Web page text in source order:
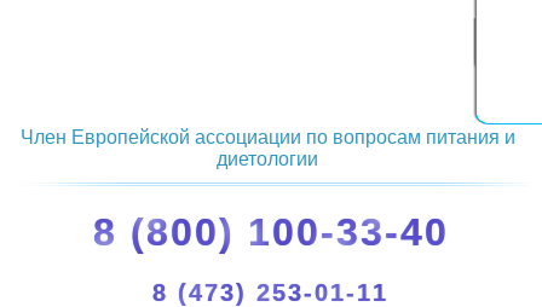
Член Европейской ассоциации по вопросам питания и
диетологии
8 (800) 100-33-40
8 (473) 253-01-11